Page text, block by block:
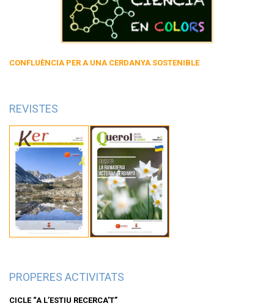
CONFLUÈNCIA PER A UNA CERDANYA SOSTENIBLE
REVISTES
PROPERES ACTIVITATS
CICLE “A L’ESTIU RECERCA’T”